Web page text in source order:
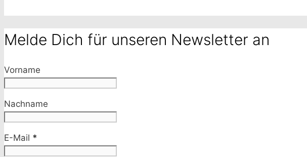
Melde Dich für unseren Newsletter an
Vorname
Nachname
E-Mail *